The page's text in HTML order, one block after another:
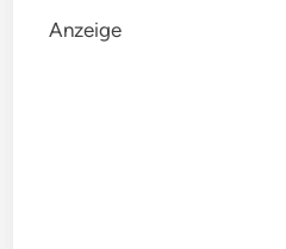
Anzeige